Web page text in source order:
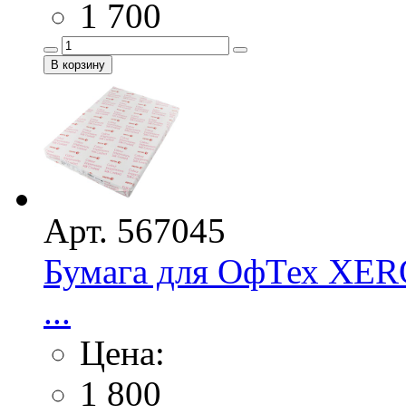
1 700
Арт. 567045
Бумага для ОфТех
...
Цена:
1 800